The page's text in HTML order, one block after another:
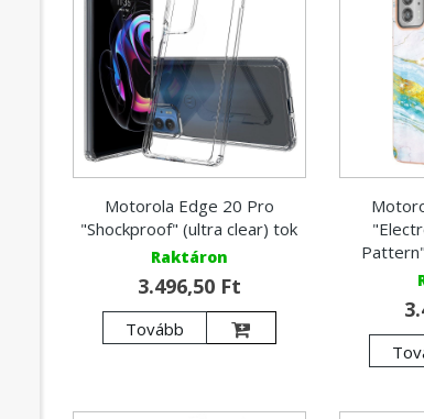
Motorola Edge 20 Pro
"Shockproof" (ultra clear) tok
Raktáron
3.496,50 Ft
Tovább